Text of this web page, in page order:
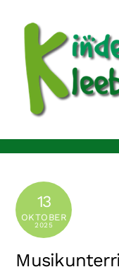
content
13
OKTOBER
2025